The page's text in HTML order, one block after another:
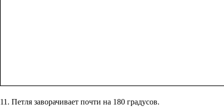
11. Петля заворачивает почти на 180 градусов.